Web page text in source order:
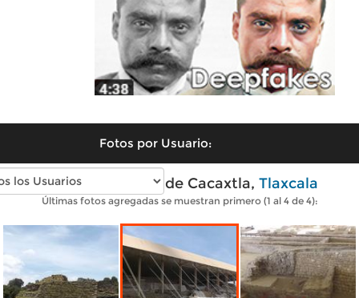
Fotos por Usuario:
Fotos modernas de Cacaxtla, Tlaxcala
Últimas fotos agregadas se muestran primero (1 al 4 de 4):